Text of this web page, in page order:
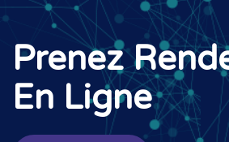
Prenez
En Ligne